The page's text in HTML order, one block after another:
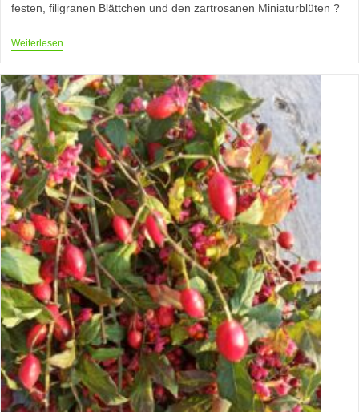
festen, filigranen Blättchen und den zartrosanen Miniaturblüten ?
WeiterlesenThymus